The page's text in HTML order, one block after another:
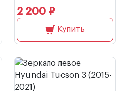
2 200 ₽
Купить